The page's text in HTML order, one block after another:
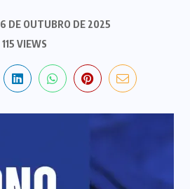
6 DE OUTUBRO DE 2025
115 VIEWS